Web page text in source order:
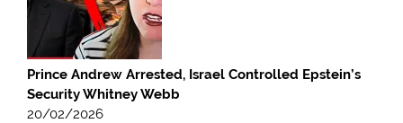
Prince Andrew Arrested, Israel Controlled Epstein’s
Security Whitney Webb
20/02/2026